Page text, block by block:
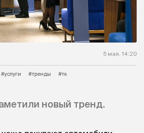
5 мая, 14:20
#услуги #тренды #тк
новый тренд.